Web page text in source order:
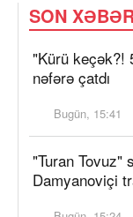
SON
"Kürü keçək?!
nəfərə çatdı
Bugün, 15:41
"Turan Tovuz"
Damyanoviçi